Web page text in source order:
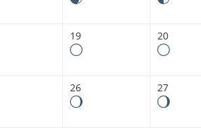
19 20
26 27